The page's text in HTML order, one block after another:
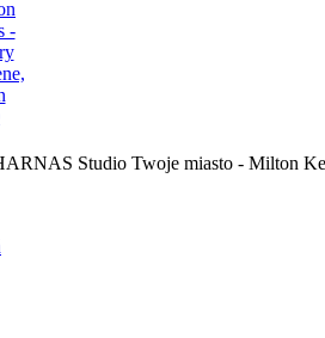
Studio Twoje miasto - Milton